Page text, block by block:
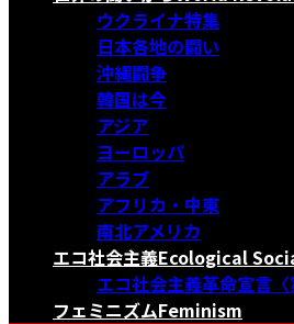
ウクライナ特集
日本各地の闘い
沖縄闘争
韓国は今
アジア
ヨーロッパ
アラブ
アフリカ・中東
南北アメリカ
エコ社会主義Ecological
エコ社会主義革命宣言〈
フェミニズムFeminism